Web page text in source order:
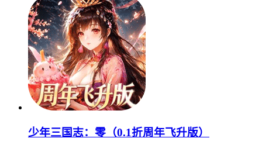
少年三国志：零（0.1折周年飞升版）